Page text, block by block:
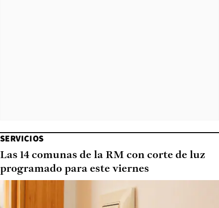
SERVICIOS
Las 14 comunas de la RM con corte de luz
programado para este viernes